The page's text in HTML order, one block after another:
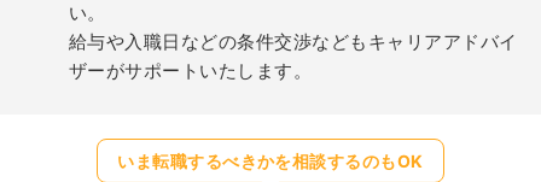
い。
給与や入職日などの条件交渉などもキャリアアドバイ
ザーがサポートいたします。
いま転職するべきかを相談するのもOK